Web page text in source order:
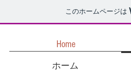
このホームページは
Home
ホーム